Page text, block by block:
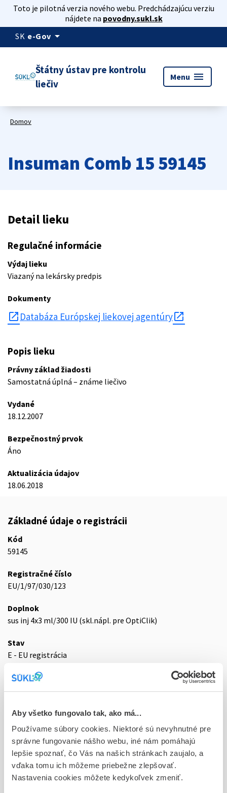
Aby všetko fungovalo tak, ako má...
Používame súbory cookies. Niektoré sú nevyhnutné pre
správne fungovanie nášho webu, iné nám pomáhajú
lepšie spoznať, čo Vás na našich stránkach zaujalo, a
vďaka tomu ich môžeme priebežne zlepšovať.
Nastavenia cookies môžete kedykoľvek zmeniť.
Toto je pilotná verzia nového webu. Predchádzajúcu verziu
nájdete na povodny.sukl.sk
SK e-Gov arrow_drop_down
Štátny ústav pre kontrolu
liečiv
Menu menu
Domov
Insuman Comb 15 59145
Detail lieku
Regulačné informácie
Výdaj lieku
Viazaný na lekársky predpis
Dokumenty
open_in_new Databáza Európskej liekovej agentúry
Popis lieku
Právny základ žiadosti
Samostatná úplná – známe liečivo
Vydané
18.12.2007
Bezpečnostný prvok
Áno
Aktualizácia údajov
18.06.2018
Základné údaje o registrácii
Kód
59145
Registračné číslo
EU/1/97/030/123
Doplnok
sus inj 4x3 ml/300 IU (skl.nápl. pre OptiClik)
Stav
E - EU registrácia
Typ registračnej procedúry
Európska
Držiteľ, krajina
Sanofi-Aventis Deutschland GmbH, Nemecko
Indikačná skupina
18 - ANTIDIABETICA (VRÁTANE INZULÍNU)
ATC